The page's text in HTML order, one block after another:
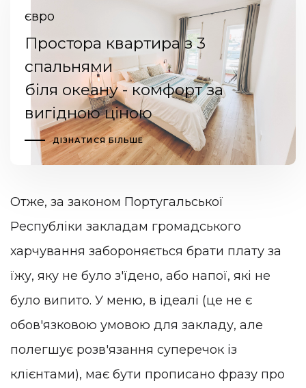
євро
Простора квартира з 3
спальнями
біля океану - комфорт за
вигідною ціною
ДІЗНАТИСЯ БІЛЬШЕ
Отже, за законом Португальської
Республіки закладам громадського
харчування забороняється брати плату за
їжу, яку не було з'їдено, або напої, які не
було випито. У меню, в ідеалі (це не є
обов'язковою умовою для закладу, але
полегшує розв'язання суперечок із
клієнтами), має бути прописано фразу про